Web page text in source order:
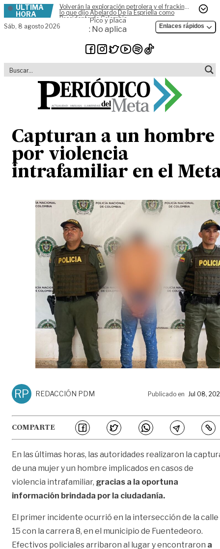
Skip to content
ÚLTIMA
HORA
Volverán la exploración petrolera y el fracking,
lo que dijo Abelardo De la Espriella como
Presidente de Colombia
Sáb, 8 agosto 2026
Pico y placa
: No aplica Enlaces rápidos
Capturan a un hombre
por violencia
intrafamiliar en el
RP REDACCIÓN PDM Publicado en Jul 08,
COMPARTE
En las últimas horas, las autoridades realizaron la
de una mujer y un hombre implicados en casos de
violencia intrafamiliar, gracias a la oportuna
información brindada por la ciudadanía.
El primer incidente ocurrió en la intersección de la calle
15 con la carrera 8, en el municipio de Fuentedeoro.
Efectivos policiales arribaron al lugar y encontraron a